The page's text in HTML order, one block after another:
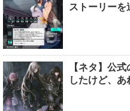
ストーリ
【ネタ】公
したけど、あ